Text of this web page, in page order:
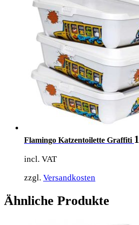
Flamingo Katzentoilette Graffiti
incl. VAT
zzgl. Versandkosten
Ähnliche Produkte